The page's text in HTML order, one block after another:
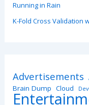
Running in Rain
K-Fold Cross Validation
Advertisements
Brain Dump Cloud